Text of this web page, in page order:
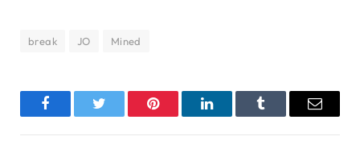
break JO Mined
FacebookTwitter Pinterest LinkedInTumblr Email